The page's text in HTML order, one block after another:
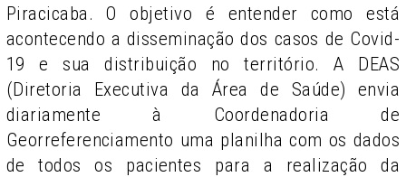
Piracicaba. O objetivo é entender como está
acontecendo a disseminação dos casos de Covid-
19 e sua distribuição no território. A DEAS
(Diretoria Executiva da Área de Saúde) envia
diariamente à Coordenadoria de
Georreferenciamento uma planilha com os dados
de todos os pacientes para a realização da